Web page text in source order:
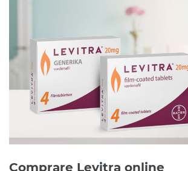
Comprare Levitra online